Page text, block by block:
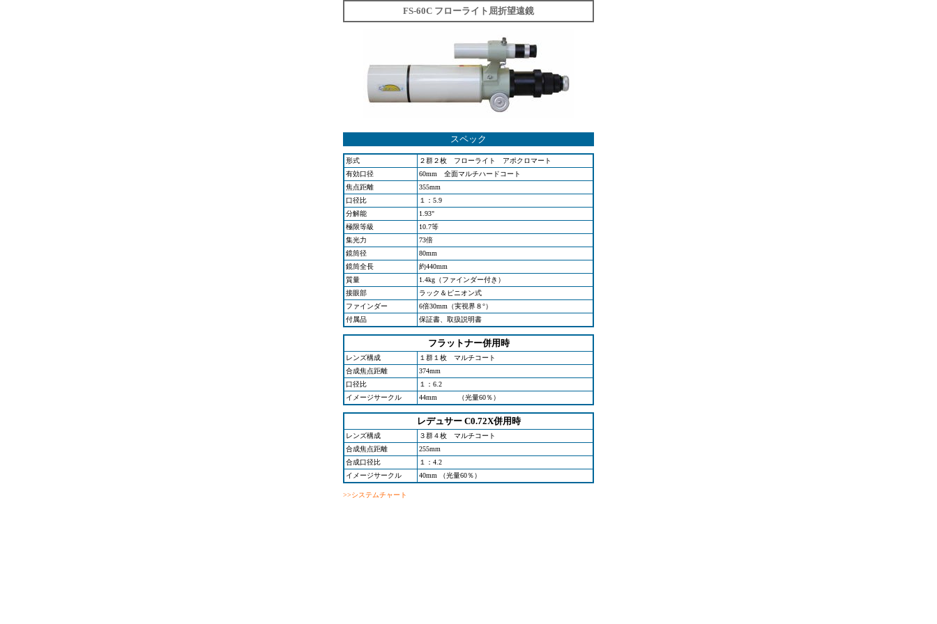
FS-60C フローライト屈折望遠鏡
スペック
形式
２群２枚 フローライト アポクロマート
有効口径
60mm 全面マルチハードコート
焦点距離
355mm
口径比
１：5.9
分解能
1.93"
極限等級
10.7等
集光力
73倍
鏡筒径
80mm
鏡筒全長
約440mm
質量
1.4kg（ファインダー付き）
接眼部
ラック＆ピニオン式
ファインダー
6倍30mm（実視界８°）
付属品
保証書、取扱説明書
フラットナー併用時
レンズ構成
１群１枚 マルチコート
合成焦点距離
374mm
口径比
１：6.2
イメージサークル
44mm （光量60％）
レデュサー C0.72X併用時
レンズ構成
３群４枚 マルチコート
合成焦点距離
255mm
合成口径比
１：4.2
イメージサークル
40mm （光量60％）
>>システムチャート